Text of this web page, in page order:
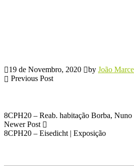
19 de Novembro, 2020 by João
Previous Post
8CPH20 – Reab. habitação Borba,
Newer Post
8CPH20 – Eisedicht | Exposição